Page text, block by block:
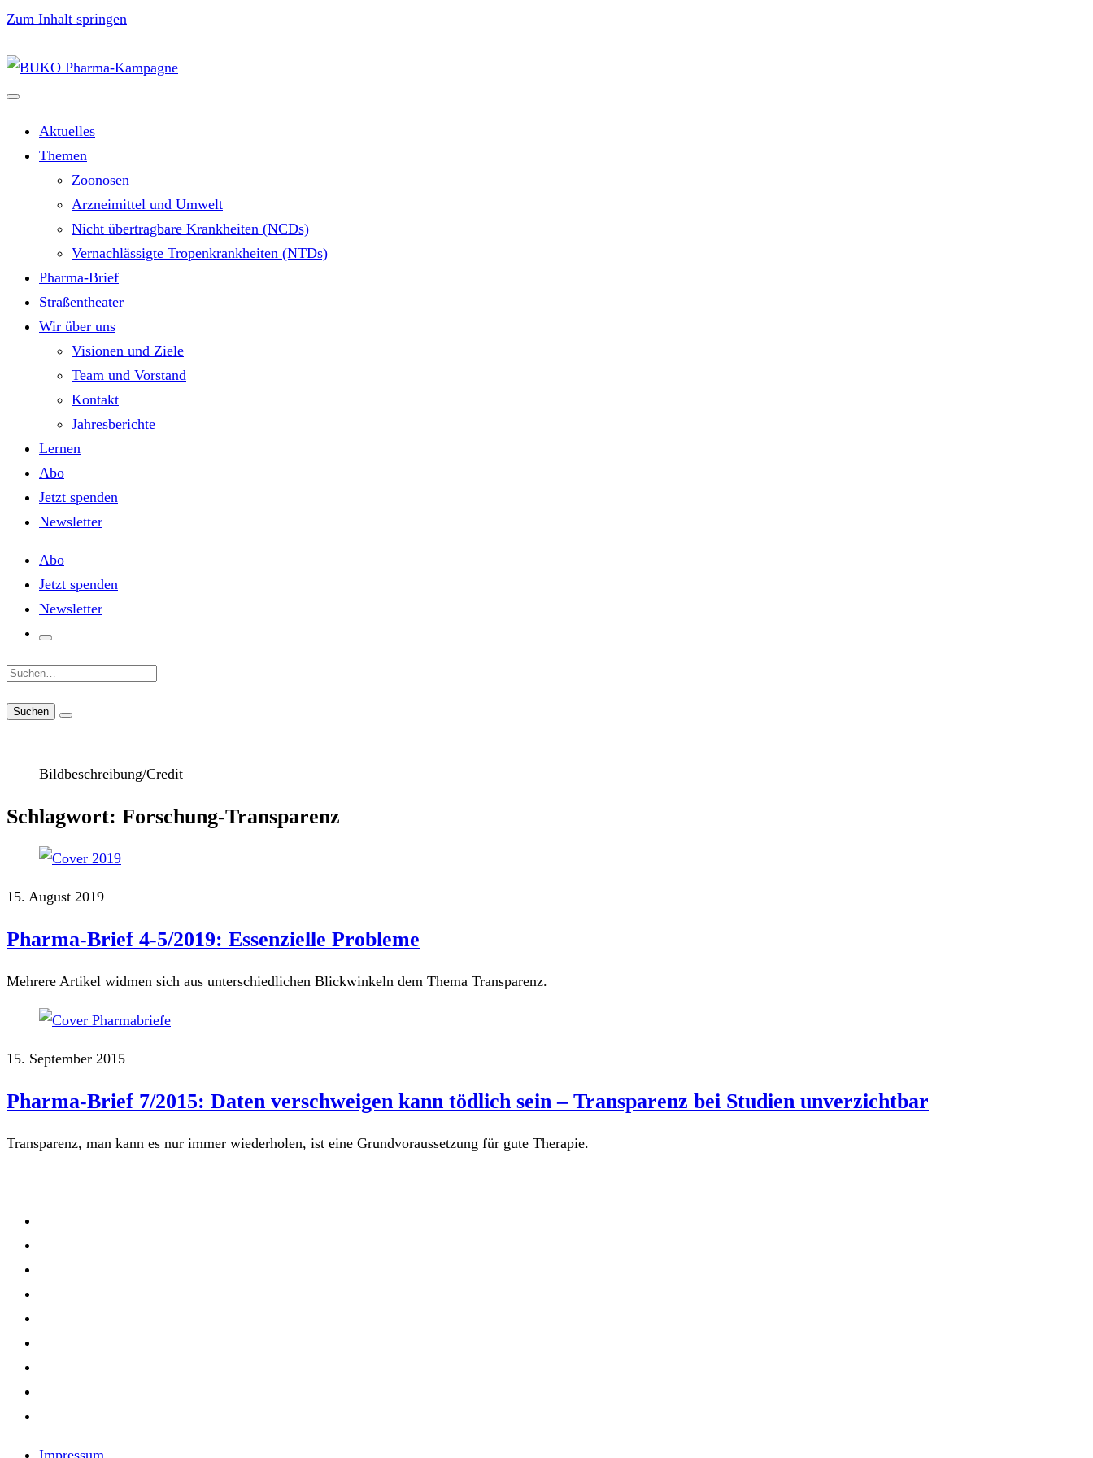
Zum Inhalt springen
Aktuelles
Themen
Zoonosen
Arzneimittel und Umwelt
Nicht übertragbare Krankheiten (NCDs)
Vernachlässigte Tropenkrankheiten (NTDs)
Pharma-Brief
Straßentheater
Wir über uns
Visionen und Ziele
Team und Vorstand
Kontakt
Jahresberichte
Lernen
Abo
Jetzt spenden
Newsletter
Abo
Jetzt spenden
Newsletter
Suche:
Bildbeschreibung/Credit
Schlagwort: Forschung-Transparenz
15. August 2019
Pharma-Brief 4-5/2019: Essenzielle Probleme
Mehrere Artikel widmen sich aus unterschiedlichen Blickwinkeln dem Thema Transparenz.
15. September 2015
Pharma-Brief 7/2015: Daten verschweigen kann tödlich sein – Transparenz bei Studien unverzichtbar
Transparenz, man kann es nur immer wiederholen, ist eine Grundvoraussetzung für gute Therapie.
Impressum